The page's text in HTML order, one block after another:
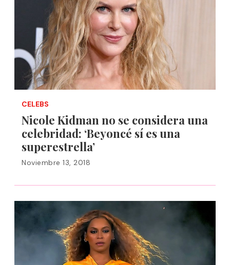
CELEBS
Nicole Kidman no se considera una
celebridad: ‘Beyoncé sí es una
superestrella’
Noviembre 13, 2018